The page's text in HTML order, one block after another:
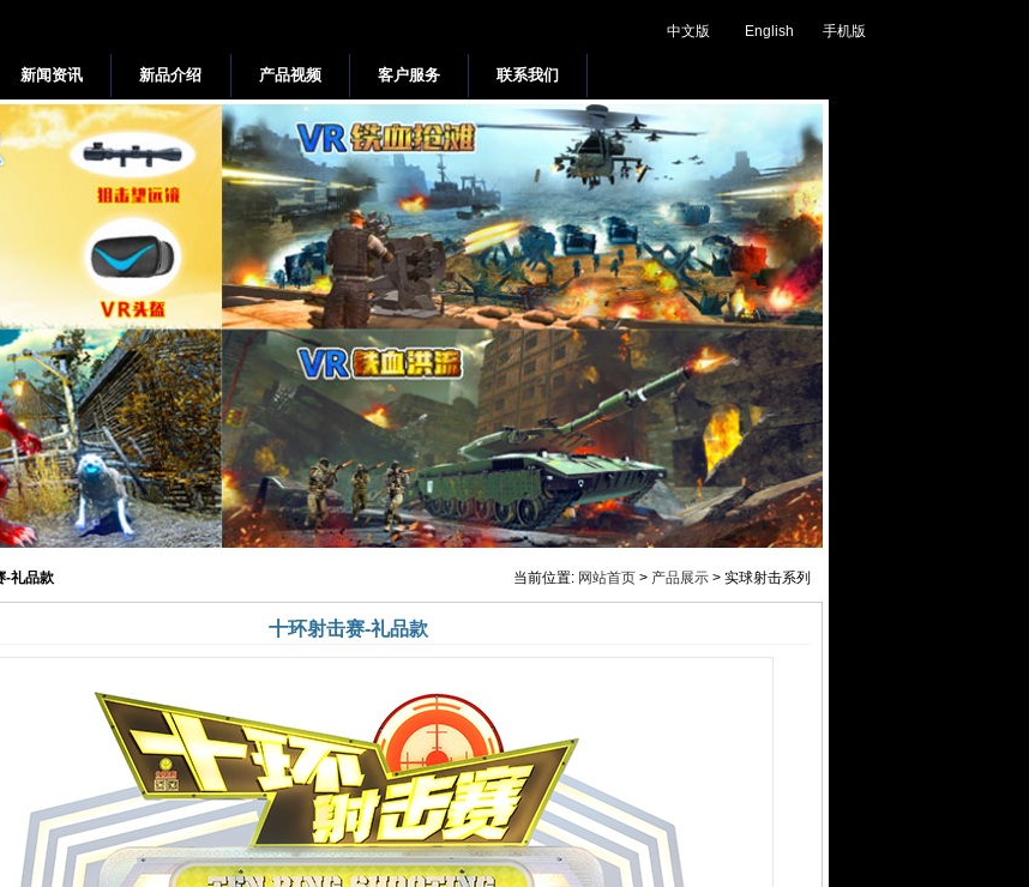
中文版 English 手机版
新闻资讯 新品介绍 产品视频 客户服务 联系我们
当前位置: 网站首页 > 产品展示 > 实球射击系列
-礼品款
十环射击赛-礼品款